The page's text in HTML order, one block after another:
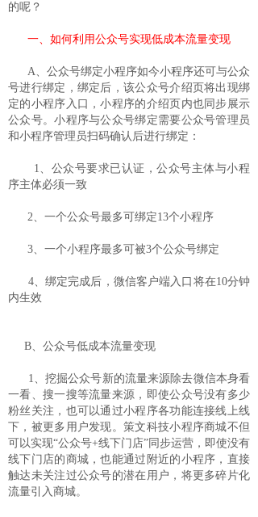
的呢？
一、如何利用公众号实现低成本流量变现
A、公众号绑定小程序如今小程序还可与公众
号进行绑定，绑定后，该公众号介绍页将出现绑
定的小程序入口，小程序的介绍页内也同步展示
公众号。小程序与公众号绑定需要公众号管理员
和小程序管理员扫码确认后进行绑定：
1、公众号要求已认证，公众号主体与小程
序主体必须一致
2、一个公众号最多可绑定13个小程序
3、一个小程序最多可被3个公众号绑定
4、绑定完成后，微信客户端入口将在10分钟
内生效
B、公众号低成本流量变现
1、挖掘公众号新的流量来源除去微信本身看
一看、搜一搜等流量来源，即使公众号没有多少
粉丝关注，也可以通过小程序各功能连接线上线
下，被更多用户发现。策文科技小程序商城不但
可以实现“公众号+线下门店”同步运营，即使没有
线下门店的商城，也能通过附近的小程序，直接
触达未关注过公众号的潜在用户，将更多碎片化
流量引入商城。